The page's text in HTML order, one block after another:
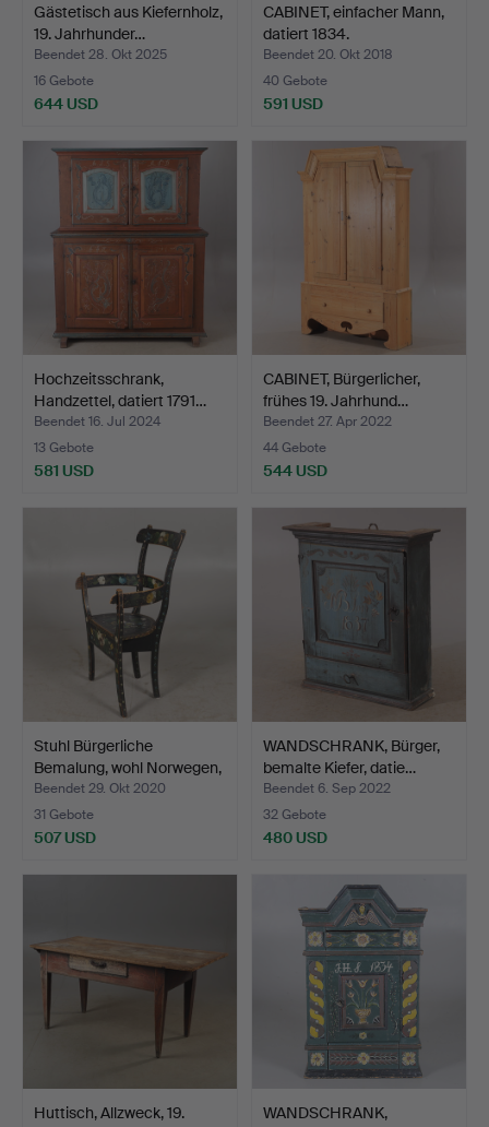
Gästetisch aus Kiefernholz,
19. Jahrhunder…
Beendet 28. Okt 2025
16 Gebote
644 USD
CABINET, einfacher Mann,
datiert 1834.
Beendet 20. Okt 2018
40 Gebote
591 USD
Hochzeitsschrank,
Handzettel, datiert 1791…
Beendet 16. Jul 2024
13 Gebote
581 USD
CABINET, Bürgerlicher,
frühes 19. Jahrhund…
Beendet 27. Apr 2022
44 Gebote
544 USD
Stuhl Bürgerliche
Bemalung, wohl Norwegen,
…
Beendet 29. Okt 2020
31 Gebote
507 USD
WANDSCHRANK, Bürger,
bemalte Kiefer, datie…
Beendet 6. Sep 2022
32 Gebote
480 USD
Huttisch, Allzweck, 19.
WANDSCHRANK,